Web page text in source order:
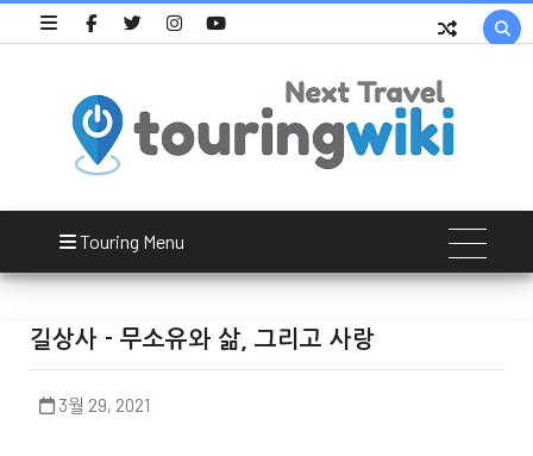

Touring Menu
길상사 - 무소유와 삶, 그리고 사랑
3월 29, 2021